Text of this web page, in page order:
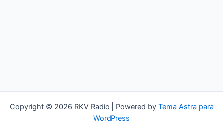
Copyright © 2026 RKV Radio | Powered by Tema Astra para
WordPress